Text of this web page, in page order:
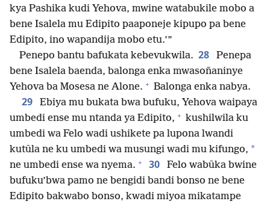
kya Pashika kudi Yehova, mwine watabukile mobo a
bene Isalela mu Edipito paaponeje kipupo pa bene
Edipito, ino wapandija mobo etu.’”
Penepo bantu bafukata kebevukwila. 28
Penepa
bene Isalela baenda, balonga enka mwasoñaninye
Yehova ba Mosesa ne Alone. + Balonga enka nabya.
29
Ebiya mu bukata bwa bufuku, Yehova waipaya
umbedi ense mu ntanda ya Edipito, + kushilwila ku
umbedi wa Felo wadi ushikete pa lupona lwandi
kutūla ne ku umbedi wa musungi wadi mu kifungo, *
ne umbedi ense wa nyema. + 30
Felo wabūka bwine
bufuku’bwa pamo ne bengidi bandi bonso ne bene
Edipito bakwabo bonso, kwadi miyoa mikatampe